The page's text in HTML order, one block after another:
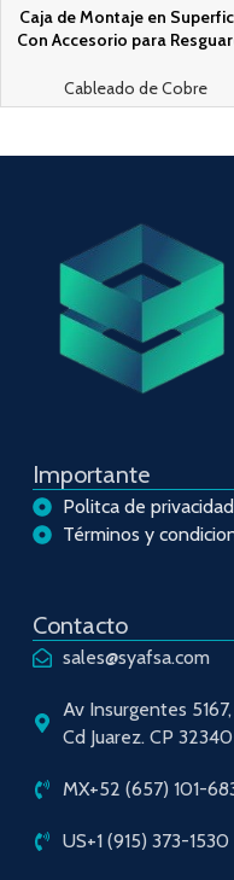
Caja de Montaje en
Con Accesorio para
Mini-Com, Color Negro
Cableado de Cobre
Importante
Politca de privacidad
Términos y
Contacto
sales@syafsa.com
Av Insurgentes
Cd Juarez. CP 32340
MX+52 (657) 101-
US+1 (915) 373-1530